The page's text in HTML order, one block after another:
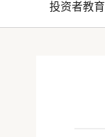
投资者教育